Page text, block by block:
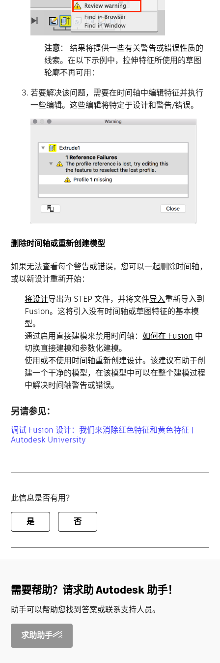
注意： 结果将提供一些有关警告或错误性质的
线索。在以下示例中，拉伸特征所使用的草图
轮廓不再可用：
若要解决该问题，需要在时间轴中编辑特征并执行
一些编辑。这些编辑将特定于设计和警告/错误。
删除时间轴或重新创建模型
如果无法查看每个警告或错误，您可以一起删除时间轴，
或以新设计重新开始：
将设计导出为 STEP 文件，并将文件导入重新导入到
Fusion。这将引入没有时间轴或草图特征的基本模
型。
通过启用直接建模来禁用时间轴：如何在 Fusion 中
切换直接建模和参数化建模。
使用或不使用时间轴重新创建设计。该建议有助于创
建一个干净的模型，在该模型中可以在整个建模过程
中解决时间轴警告或错误。
另请参见：
调试 Fusion 设计：我们来消除红色特征和黄色特征 |
Autodesk University
此信息是否有用？
是 否
需要帮助？请求助 Autodesk 助手！
助手可以帮助您找到答案或联系支持人员。
求助助手